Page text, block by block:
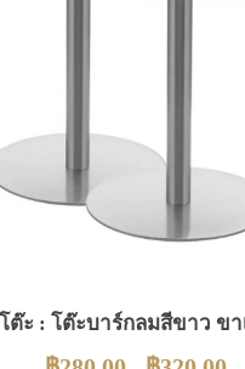
โต๊ะ : โต๊ะบาร์กลมสีขาว ขา